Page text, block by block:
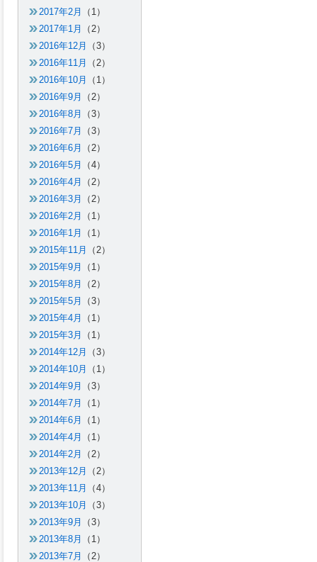
2017年2月
（1）
2017年1月
（2）
2016年12月
（3）
2016年11月
（2）
2016年10月
（1）
2016年9月
（2）
2016年8月
（3）
2016年7月
（3）
2016年6月
（2）
2016年5月
（4）
2016年4月
（2）
2016年3月
（2）
2016年2月
（1）
2016年1月
（1）
2015年11月
（2）
2015年9月
（1）
2015年8月
（2）
2015年5月
（3）
2015年4月
（1）
2015年3月
（1）
2014年12月
（3）
2014年10月
（1）
2014年9月
（3）
2014年7月
（1）
2014年6月
（1）
2014年4月
（1）
2014年2月
（2）
2013年12月
（2）
2013年11月
（4）
2013年10月
（3）
2013年9月
（3）
2013年8月
（1）
2013年7月
（2）